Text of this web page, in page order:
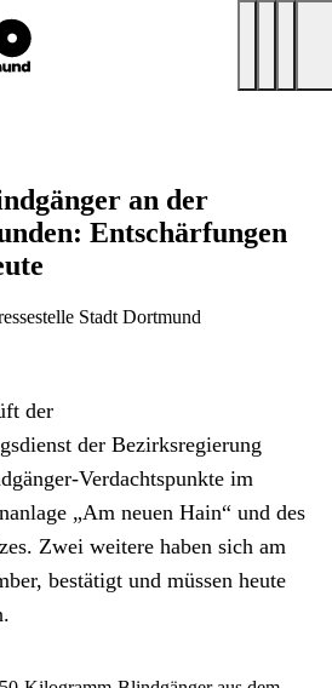
an der
Entschärfungen
Stadt Dortmund
der
der Bezirksregierung
Verdachtspunkte im
„Am neuen Hain“ und des
Zwei weitere haben sich am
bestätigt und müssen heute